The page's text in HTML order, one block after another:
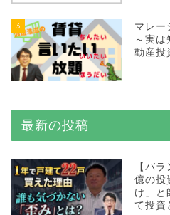
3
マレー
～実
動産投
最新の投稿
【バ
億の投
け」と
て投資